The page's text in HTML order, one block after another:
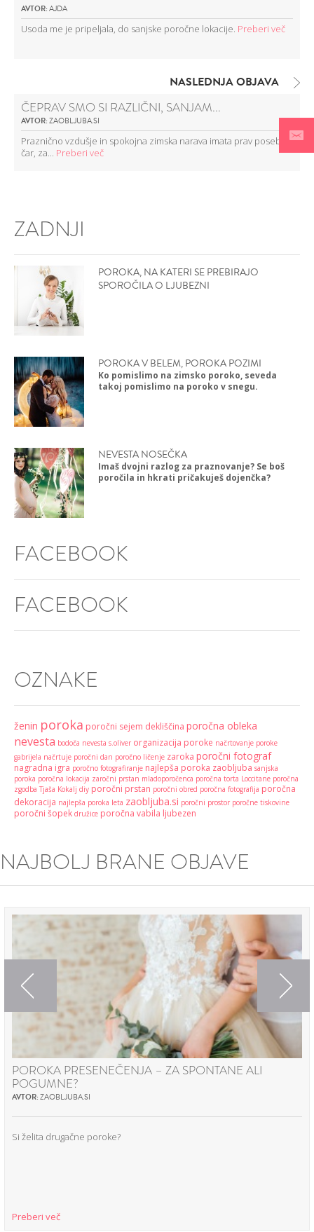
AVTOR:AJDA
Usoda me je pripeljala, do sanjske poročne lokacije. Preberi več
NASLEDNJA OBJAVA
ČEPRAV SMO SI RAZLIČNI, SANJAM...
AVTOR:ZAOBLJUBA.SI
Praznično vzdušje in spokojna zimska narava imata prav poseben
čar, za... Preberi več
ZADNJI
POROKA, NA KATERI SE PREBIRAJO
SPOROČILA O LJUBEZNI
POROKA V BELEM, POROKA POZIMI
Ko pomislimo na zimsko poroko, seveda
takoj pomislimo na poroko v snegu.
NEVESTA NOSEČKA
Imaš dvojni razlog za praznovanje? Se boš
poročila in hkrati pričakuješ dojenčka?
FACEBOOK
FACEBOOK
OZNAKE
ženin poroka poročni sejem dekliščina poročna obleka
nevesta bodoča nevesta s.oliver organizacija poroke načrtovanje poroke
gabrijela načrtuje poročni dan poročno ličenje zaroka poročni fotograf
nagradna igra poročno fotografiranje najlepša poroka zaobljuba sanjska
poroka poročna lokacija zaročni prstan mladoporočenca poročna torta Loccitane poročna
zgodba Tjaša Kokalj diy poročni prstan poročni obred poročna fotografija poročna
dekoracija najlepša poroka leta zaobljuba.si poročni prostor poročne tiskovine
poročni šopek družice poročna vabila ljubezen
NAJBOLJ BRANE OBJAVE
Previous
POROKA PRESENEČENJA – ZA SPONTANE ALI
POGUMNE?
AVTOR:ZAOBLJUBA.SI
Si želita drugačne poroke?
Preberi več
Next